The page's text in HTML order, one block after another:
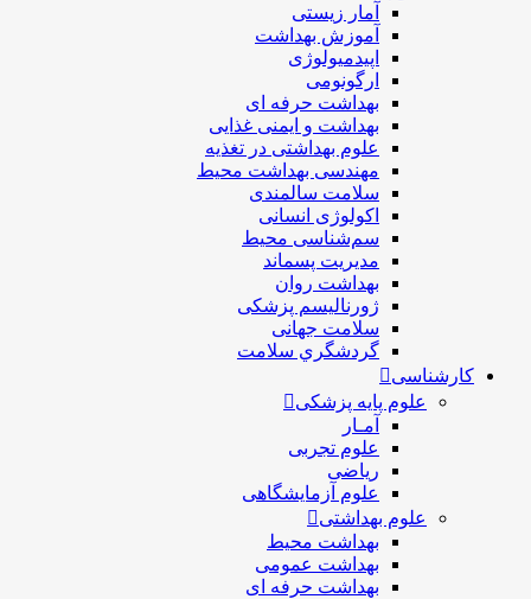
آمار زیستی
آموزش بهداشت
اپیدمیولوژی
ارگونومی
بهداشت حرفه ای
بهداشت و ایمنی غذایی
علوم بهداشتی در تغذیه
مهندسی بهداشت محيط
سلامت سالمندی
اکولوژی انسانی
سم‌شناسی محیط
مدیریت پسماند
بهداشت روان
ژورنالیسم پزشکی
سلامت جهانی
گردشگري سلامت
کارشناسی
علوم پایه پزشکی
آمـار
علوم تجربی
ریاضی
علوم آزمایشگاهی
علوم بهداشتی
بهداشت محیط
بهداشت عمومی
بهداشت حرفه ای